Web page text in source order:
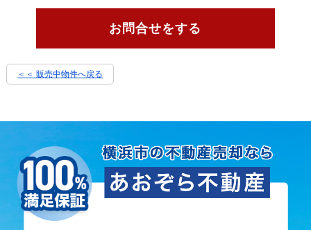
お問合せをする
＜＜ 販売中物件へ戻る